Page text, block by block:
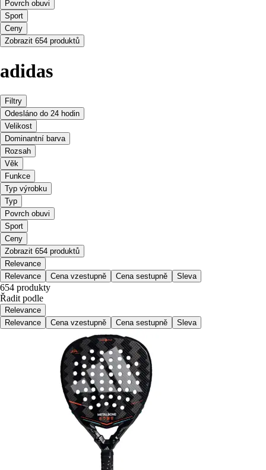
Povrch obuvi
Sport
Ceny
Zobrazit 654 produktů
adidas
Filtry
Odesláno do 24 hodin
Velikost
Dominantní barva
Rozsah
Věk
Funkce
Typ výrobku
Typ
Povrch obuvi
Sport
Ceny
Zobrazit 654 produktů
Relevance
Relevance
Cena vzestupně Cena sestupně Sleva
654 produkty
Řadit podle
Relevance
Relevance
Cena vzestupně Cena sestupně Sleva